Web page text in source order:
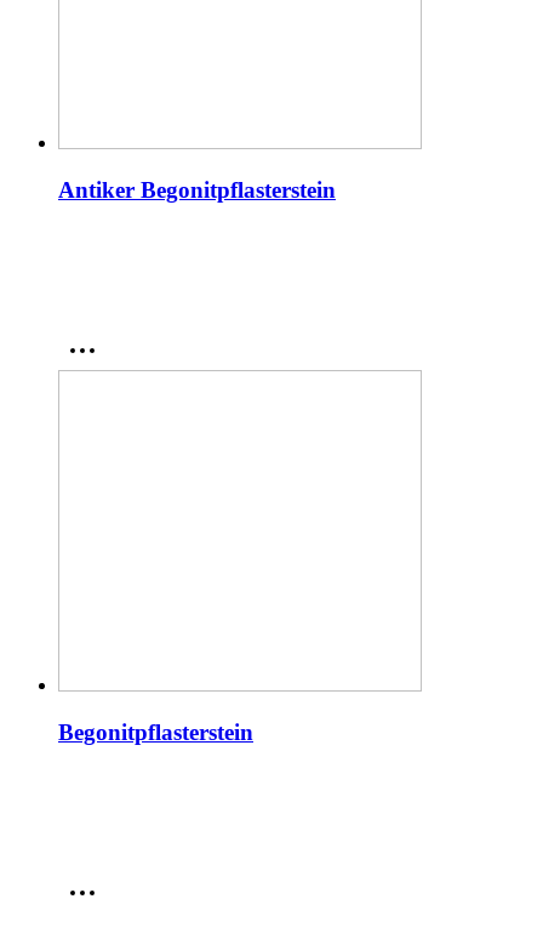
Antiker Begonitpflasterstein
Begonitpflasterstein